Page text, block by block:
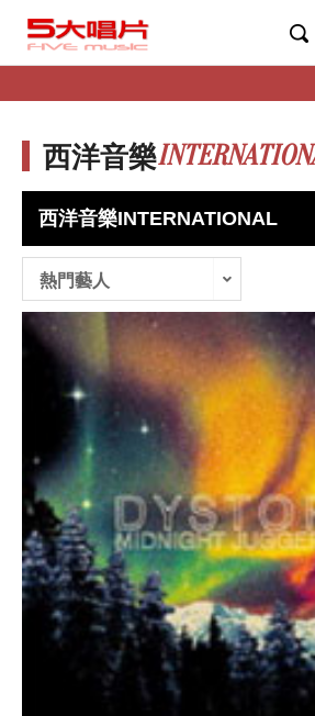
西洋音樂
西洋音樂INTERNATIONAL
熱門藝人